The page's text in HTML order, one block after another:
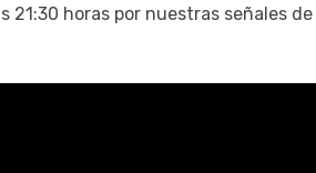
21:30 horas por nuestras señales de